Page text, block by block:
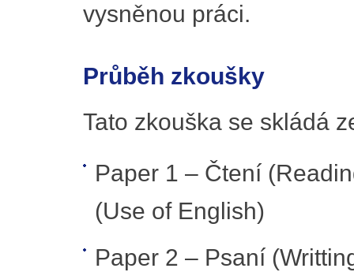
vysněnou práci.
Průběh zkoušky
Tato zkouška se skládá
Paper 1 – Čtení
(Use of English)
Paper 2 – Psaní